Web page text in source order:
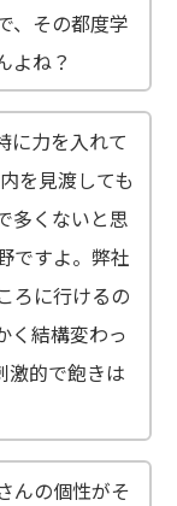
、その都度学
よね？
に力を入れて
を見渡しても
多くないと思
ですよ。弊社
ろに行けるの
く結構変わっ
激的で飽きは
んの個性がそ